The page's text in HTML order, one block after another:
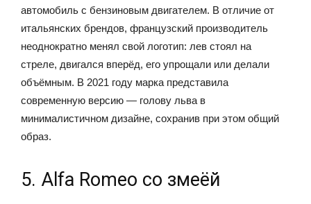
автомобиль с бензиновым двигателем. В отличие от
итальянских брендов, французский производитель
неоднократно менял свой логотип: лев стоял на
стреле, двигался вперёд, его упрощали или делали
объёмным. В 2021 году марка представила
современную версию — голову льва в
минималистичном дизайне, сохранив при этом общий
образ.
5. Alfa Romeo со змеёй